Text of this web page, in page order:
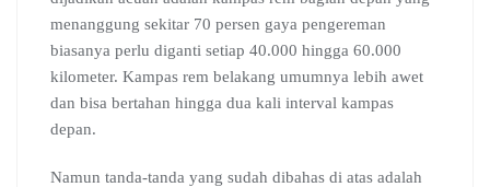
menanggung sekitar 70 persen gaya pengereman
biasanya perlu diganti setiap 40.000 hingga 60.000
kilometer. Kampas rem belakang umumnya lebih awet
dan bisa bertahan hingga dua kali interval kampas
depan.
Namun tanda-tanda yang sudah dibahas di atas adalah